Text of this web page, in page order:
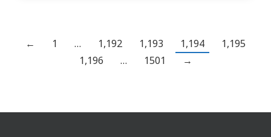
жақын және алыс шет елдерден 300-ден
астам білім алушылар қатысты.
← 1 … 1,192 1,193 1,194
1,195
1,196
… 1501 →